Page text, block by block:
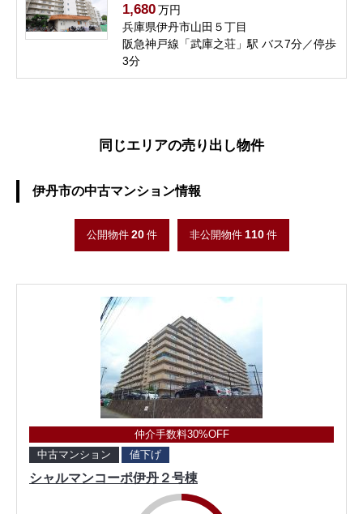
1,680万円
兵庫県伊丹市山田５丁目
阪急神戸線「武庫之荘」駅 バス7分／停歩
3分
同じエリアの売り出し物件
伊丹市の中古マンション情報
公開物件 20 件 非公開物件 110 件
仲介手数料30%OFF
中古マンション
値下げ
シャルマンコーポ伊丹２号棟